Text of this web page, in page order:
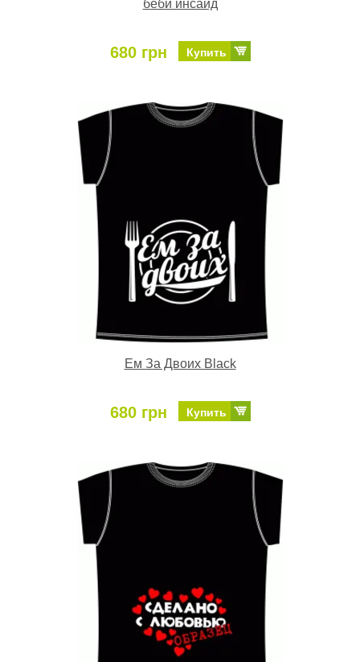
беби инсайд
680 грн Купить
Ем За Двоих Black
680 грн Купить